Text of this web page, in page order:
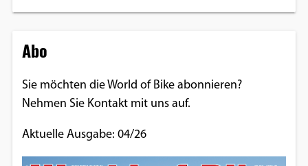
Abo
Sie möchten die World of Bike abonnieren?
Nehmen Sie Kontakt mit uns auf.
Aktuelle Ausgabe: 04/26